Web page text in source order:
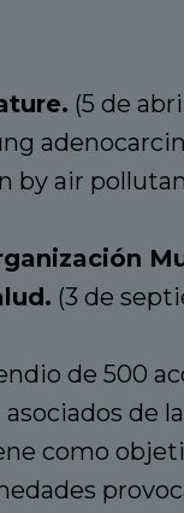
(5 de
by air
(3 de
de 500
asociados de
como